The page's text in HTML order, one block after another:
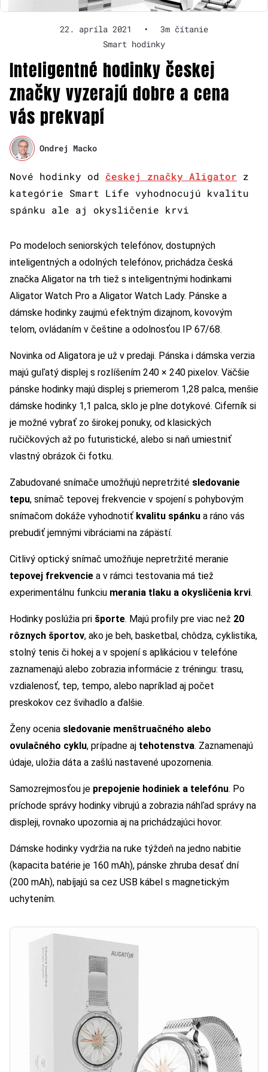
22. apríla 2021 •
3m čítanie
Smart hodinky
Inteligentné hodinky českej
značky vyzerajú dobre a cena
vás prekvapí
Ondrej Macko
Nové hodinky od českej značky Aligator z
kategórie Smart Life vyhodnocujú kvalitu
spánku ale aj okysličenie krvi
Po modeloch seniorských telefónov, dostupných
inteligentných a odolných telefónov, prichádza česká
značka Aligator na trh tiež s inteligentnými hodinkami
Aligator Watch Pro a Aligator Watch Lady. Pánske a
dámske hodinky zaujmú efektným dizajnom, kovovým
telom, ovládaním v češtine a odolnosťou IP 67/68.
Novinka od Aligatora je už v predaji. Pánska i dámska verzia
majú guľatý displej s rozlíšením 240 × 240 pixelov. Väčšie
pánske hodinky majú displej s priemerom 1,28 palca, menšie
dámske hodinky 1,1 palca, sklo je plne dotykové. Ciferník si
je možné vybrať zo širokej ponuky, od klasických
ručičkových až po futuristické, alebo si naň umiestniť
vlastný obrázok či fotku.
Zabudované snímače umožňujú nepretržité sledovanie
tepu, snímač tepovej frekvencie v spojení s pohybovým
snímačom dokáže vyhodnotiť kvalitu spánku a ráno vás
prebudiť jemnými vibráciami na zápästí.
Citlivý optický snímač umožňuje nepretržité meranie
tepovej frekvencie a v rámci testovania má tiež
experimentálnu funkciu merania tlaku a okysličenia krvi.
Hodinky poslúžia pri športe. Majú profily pre viac než 20
rôznych športov, ako je beh, basketbal, chôdza, cyklistika,
stolný tenis či hokej a v spojení s aplikáciou v telefóne
zaznamenajú alebo zobrazia informácie z tréningu: trasu,
vzdialenosť, tep, tempo, alebo napríklad aj počet
preskokov cez švihadlo a ďalšie.
Ženy ocenia sledovanie menštruačného alebo
ovulačného cyklu, prípadne aj tehotenstva. Zaznamenajú
údaje, uložia dáta a zašlú nastavené upozornenia.
Samozrejmosťou je prepojenie hodiniek a telefónu. Po
príchode správy hodinky vibrujú a zobrazia náhľad správy na
displeji, rovnako upozornia aj na prichádzajúci hovor.
Dámske hodinky vydržia na ruke týždeň na jedno nabitie
(kapacita batérie je 160 mAh), pánske zhruba desať dní
(200 mAh), nabíjajú sa cez USB kábel s magnetickým
uchytením.